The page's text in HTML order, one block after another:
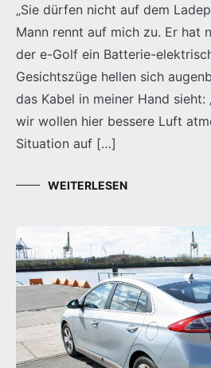
„Sie dürfen nicht auf dem
Mann rennt auf mich zu. Er hat
der e-Golf ein Batterie-
Gesichtszüge hellen sich
das Kabel in meiner Hand sieht:
wir wollen hier bessere Luft
Situation auf […]
WEITERLESEN